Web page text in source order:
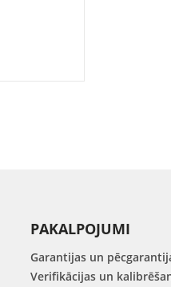
PAKALPOJUMI
Garantijas un
Verifikācijas un